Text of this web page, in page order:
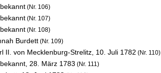
(Nr. 106)
(Nr. 107)
(Nr. 108)
Burdett (Nr. 109)
II. von Mecklenburg-Strelitz, 10. Juli 1782 (Nr. 110)
28. März 1783 (Nr. 111)